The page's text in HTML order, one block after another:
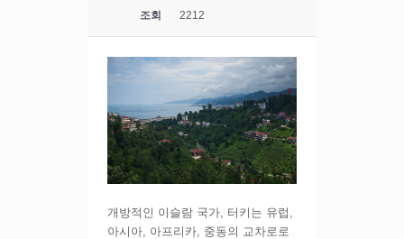
조회 2212
개방적인 이슬람 국가, 터키는 유럽,
아시아, 아프리카, 중동의 교차로로